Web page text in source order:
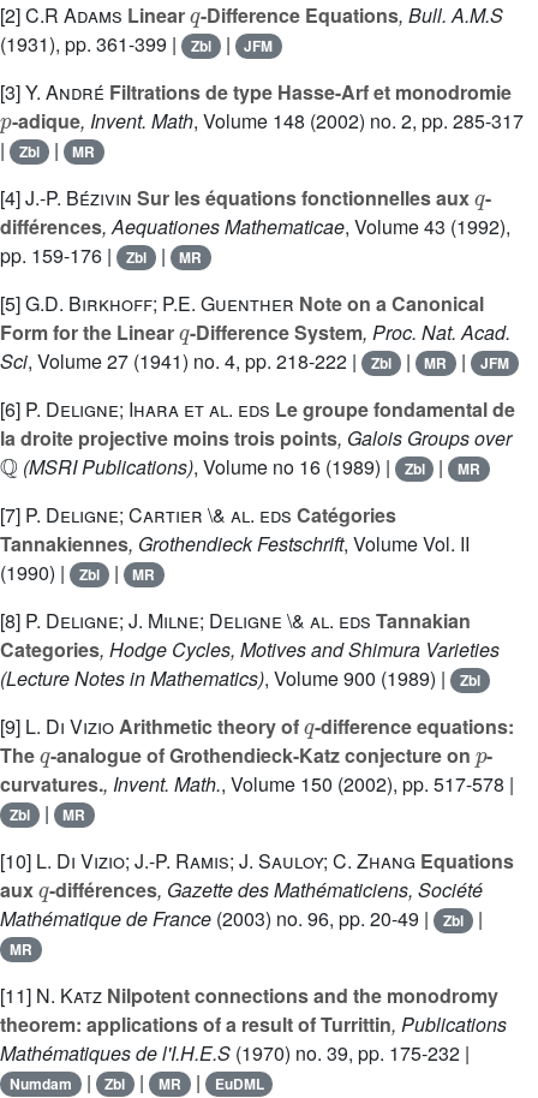
[2]C.R Adams Linear -Difference Equations, Bull. A.M.S
(1931), pp. 361-399 |
Zbl | JFM
[3]Y. André Filtrations de type Hasse-Arf et monodromie
p
-adique, Invent. Math, Volume 148 (2002) no. 2, pp. 285-317
|
Zbl | MR
[4]J.-P. Bézivin Sur les équations fonctionnelles aux -
différences, Aequationes Mathematicae, Volume 43 (1992),
pp. 159-176 |
Zbl | MR
[5]G.D. Birkhoff; P.E. Guenther Note on a Canonical
Form for the Linear
q
-Difference System, Proc. Nat. Acad.
Sci, Volume 27 (1941) no. 4, pp. 218-222 | Zbl | MR | JFM
[6] P. Deligne; Ihara et al. eds Le groupe fondamental de
la droite projective moins trois points, Galois Groups over
ℚ
(MSRI Publications), Volume no 16(1989) | Zbl | MR
[7] P. Deligne; Cartier \& al. eds Catégories
Tannakiennes, Grothendieck Festschrift, Volume Vol. II
(1990) |
Zbl | MR
[8] P. Deligne; J. Milne; Deligne \& al. eds Tannakian
Categories, Hodge Cycles, Motives and Shimura Varieties
(Lecture Notes in Mathematics), Volume 900 (1989) | Zbl
[9] L. Di VizioArithmetic theory of -difference equations:
The
q
-analogue of Grothendieck-Katz conjecture on
p
-
curvatures., Invent. Math., Volume 150 (2002), pp. 517-578 |
Zbl | MR
[10] L. Di Vizio; J.-P. Ramis; J. Sauloy; C. Zhang Equations
aux
q
-différences, Gazette des Mathématiciens, Société
Mathématique de France (2003) no. 96, pp. 20-49 | Zbl |
MR
[11] N. Katz Nilpotent connections and the monodromy
theorem: applications of a result of Turrittin, Publications
Mathématiques de l'I.H.E.S (1970) no. 39, pp. 175-232 |
Numdam | Zbl | MR | EuDML